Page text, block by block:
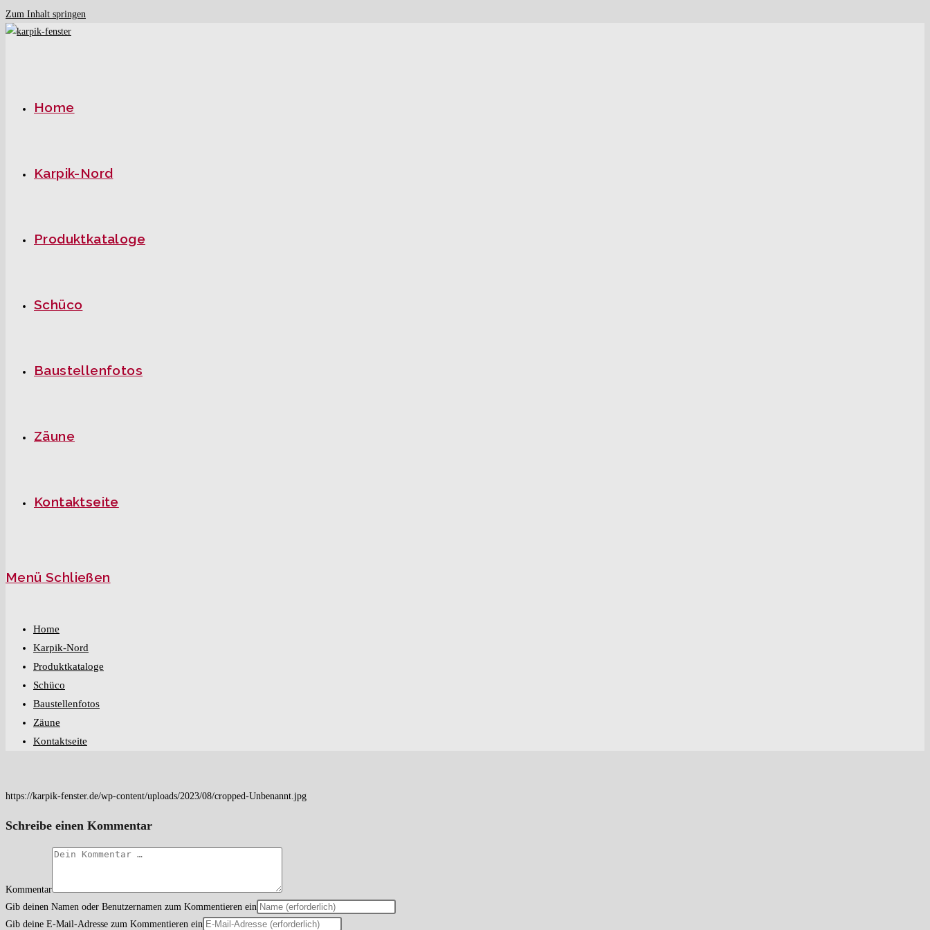
Zum Inhalt springen
Home
Karpik-Nord
Produktkataloge
Schüco
Baustellenfotos
Zäune
Kontaktseite
Menü Schließen
Home
Karpik-Nord
Produktkataloge
Schüco
Baustellenfotos
Zäune
Kontaktseite
https://karpik-fenster.de/wp-content/uploads/2023/08/cropped-Unbenannt.jpg
Schreibe einen Kommentar
Kommentar
Gib deinen Namen oder Benutzernamen zum Kommentieren ein
Gib deine E-Mail-Adresse zum Kommentieren ein